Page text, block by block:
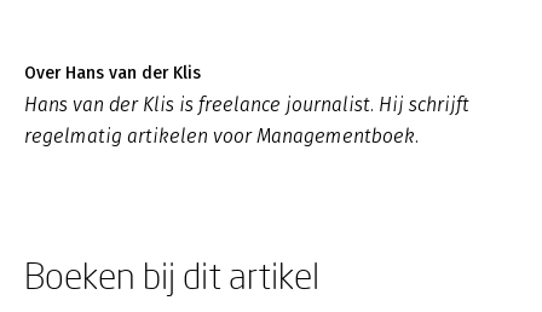
Over Hans van der Klis
Hans van der Klis is freelance journalist. Hij schrijft
regelmatig artikelen voor Managementboek.
Boeken bij dit artikel